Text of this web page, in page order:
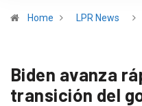
Home LPR News
Biden avanza
transición del